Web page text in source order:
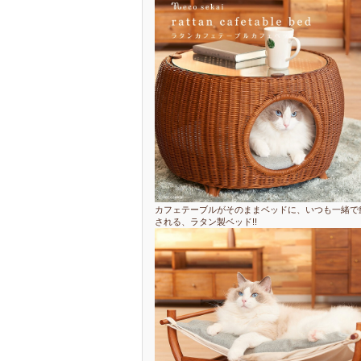
カフェテーブルがそのままベッドに、いつも一緒で
される、ラタン製ベッド!!